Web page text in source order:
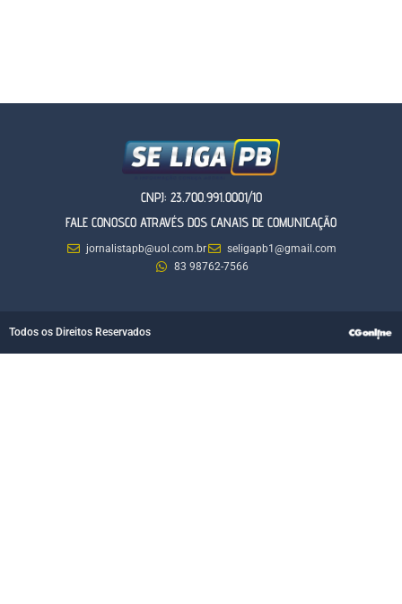
CNPJ: 23.700.991.0001/10
FALE CONOSCO ATRAVÉS DOS CANAIS DE COMUNICAÇÃO
jornalistapb@uol.com.br
seligapb1@gmail.com
83 98762-7566
Todos os Direitos Reservados